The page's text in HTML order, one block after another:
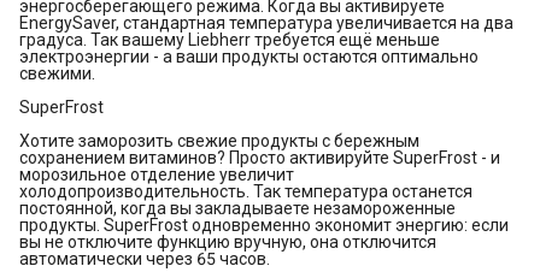
энергосберегающего режима. Когда вы активируете
EnergySaver, стандартная температура увеличивается на два
градуса. Так вашему Liebherr требуется ещё меньше
электроэнергии - а ваши продукты остаются оптимально
свежими.
SuperFrost
Хотите заморозить свежие продукты с бережным
сохранением витаминов? Просто активируйте SuperFrost - и
морозильное отделение увеличит
холодопроизводительность. Так температура останется
постоянной, когда вы закладываете незамороженные
продукты. SuperFrost одновременно экономит энергию: если
вы не отключите функцию вручную, она отключится
автоматически через 65 часов.